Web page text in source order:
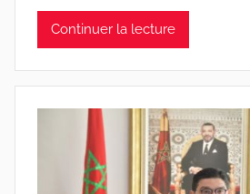
Continuer la lecture